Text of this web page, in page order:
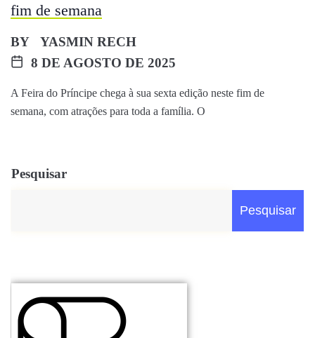
fim de semana
BY
YASMIN RECH
8 DE AGOSTO DE 2025
A Feira do Príncipe chega à sua sexta edição neste fim de
semana, com atrações para toda a família. O
Pesquisar
Pesquisar